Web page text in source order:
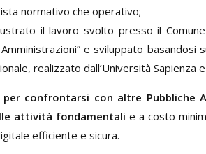
normativo che operativo;
il lavoro svolto presso il
e sviluppato
realizzato dall’Università
per confrontarsi con altre
attività fondamentali e a costo
efficiente e sicura.